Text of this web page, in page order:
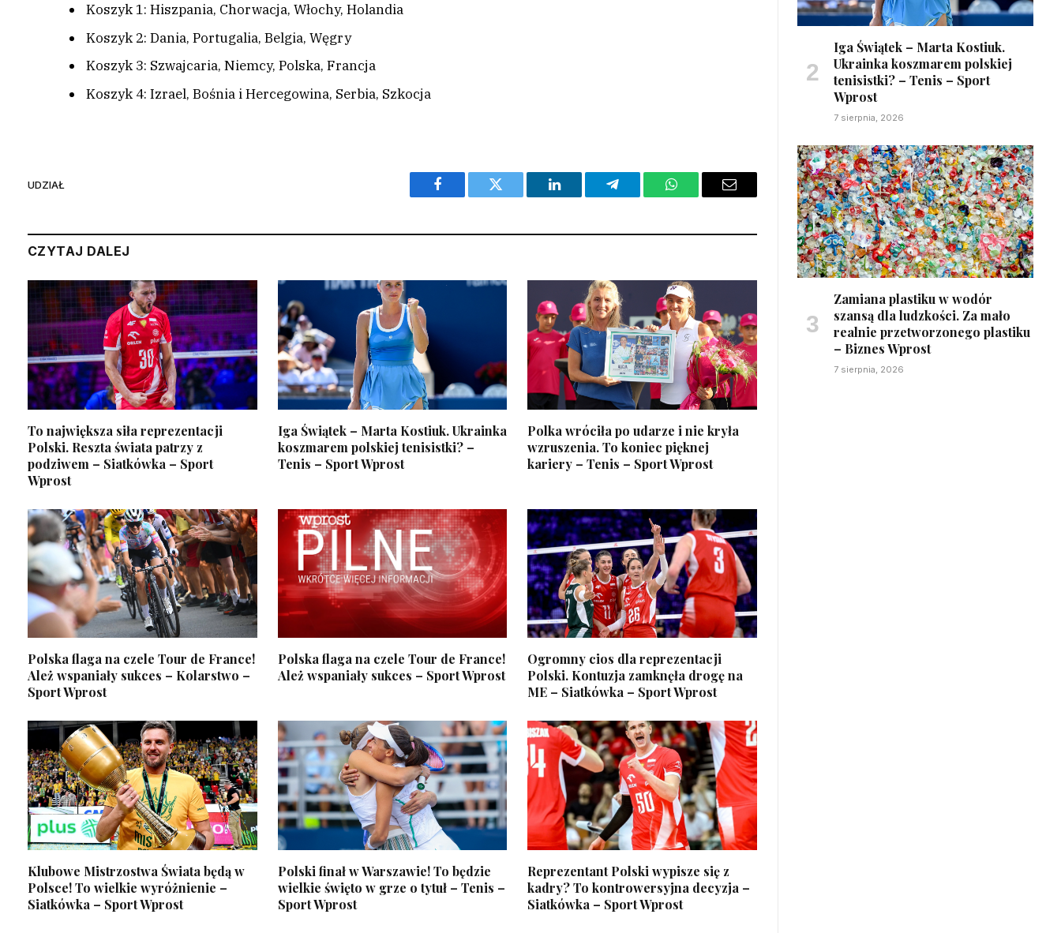
Koszyk 1: Hiszpania, Chorwacja, Włochy, Holandia
Koszyk 2: Dania, Portugalia, Belgia, Węgry
Koszyk 3: Szwajcaria, Niemcy, Polska, Francja
Koszyk 4: Izrael, Bośnia i Hercegowina, Serbia, Szkocja
UDZIAŁ
Facebook Twitter LinkedIn Telegram WhatsAppEmail
CZYTAJ DALEJ
To największa siła reprezentacji
Polski. Reszta świata patrzy z
podziwem – Siatkówka – Sport
Wprost
Iga Świątek – Marta Kostiuk. Ukrainka
koszmarem polskiej tenisistki? –
Tenis – Sport Wprost
Polka wróciła po udarze i nie kryła
wzruszenia. To koniec pięknej
kariery – Tenis – Sport Wprost
Polska flaga na czele Tour de France!
Ależ wspaniały sukces – Kolarstwo –
Sport Wprost
Polska flaga na czele Tour de France!
Ależ wspaniały sukces – Sport Wprost
Ogromny cios dla reprezentacji
Polski. Kontuzja zamknęła drogę na
ME – Siatkówka – Sport Wprost
Klubowe Mistrzostwa Świata będą w
Polsce! To wielkie wyróżnienie –
Siatkówka – Sport Wprost
Polski finał w Warszawie! To będzie
wielkie święto w grze o tytuł – Tenis –
Sport Wprost
Reprezentant Polski wypisze się z
kadry? To kontrowersyjna decyzja –
Siatkówka – Sport Wprost
Iga Świątek – Marta Kostiuk.
Ukrainka koszmarem polskiej
tenisistki? – Tenis – Sport
Wprost
7 sierpnia, 2026
Zamiana plastiku w wodór
szansą dla ludzkości. Za mało
realnie przetworzonego plastiku
– Biznes Wprost
7 sierpnia, 2026